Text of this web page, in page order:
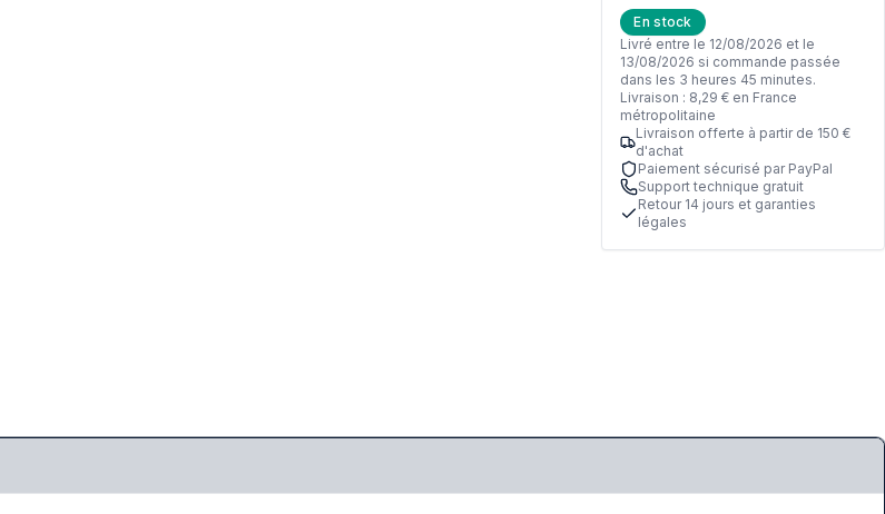
En stock
Livré entre le 12/08/2026 et le
13/08/2026 si commande passée
dans les 3 heures 45 minutes.
Livraison : 8,29 € en France
métropolitaine
Livraison offerte à partir de 150 €
d'achat
Paiement sécurisé par PayPal
Support technique gratuit
Retour 14 jours et garanties
légales